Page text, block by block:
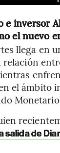
inversor
el nuevo
llega en
el ámbito
salida de